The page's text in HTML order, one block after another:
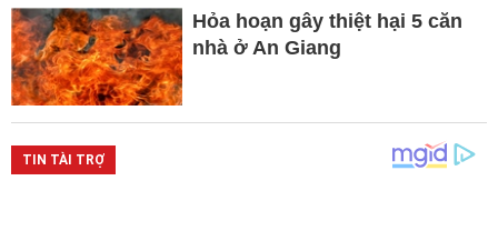
Hỏa hoạn gây thiệt hại 5 căn
nhà ở An Giang